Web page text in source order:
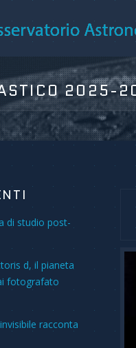
di studio post-
d, il pianeta
fotografato
racconta